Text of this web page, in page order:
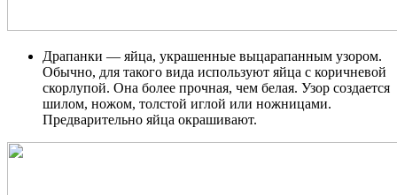
Драпанки — яйца, украшенные выцарапанным узором.
Обычно, для такого вида используют яйца с коричневой
скорлупой. Она более прочная, чем белая. Узор создается
шилом, ножом, толстой иглой или ножницами.
Предварительно яйца окрашивают.